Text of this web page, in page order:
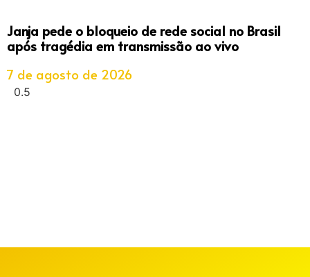
Janja pede o bloqueio de rede social no Brasil
após tragédia em transmissão ao vivo
7 de agosto de 2026